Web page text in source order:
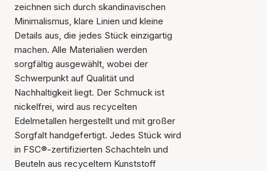
Der Artikel wurde in den
Warenkorb gelegt
zeichnen sich durch skandinavischen
Minimalismus, klare Linien und kleine
Details aus, die jedes Stück einzigartig
machen. Alle Materialien werden
sorgfältig ausgewählt, wobei der
Schwerpunkt auf Qualität und
Nachhaltigkeit liegt. Der Schmuck ist
nickelfrei, wird aus recycelten
Edelmetallen hergestellt und mit großer
Sorgfalt handgefertigt. Jedes Stück wird
in FSC®-zertifizierten Schachteln und
Beuteln aus recyceltem Kunststoff